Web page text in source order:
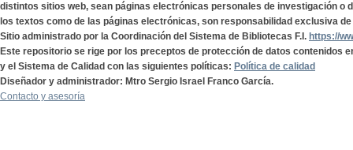
distintos sitios web, sean páginas electrónicas personales de investigación o
los textos como de las páginas electrónicas, son responsabilidad exclusiva
Sitio administrado por la Coordinación del Sistema de Bibliotecas F.I. https://
Este repositorio se rige por los preceptos de protección de datos contenidos
y el Sistema de Calidad con las siguientes políticas: Política de calidad
Diseñador y administrador: Mtro Sergio Israel Franco García.
Contacto y asesoría